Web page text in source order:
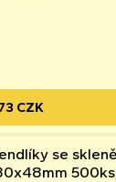
CZK
se